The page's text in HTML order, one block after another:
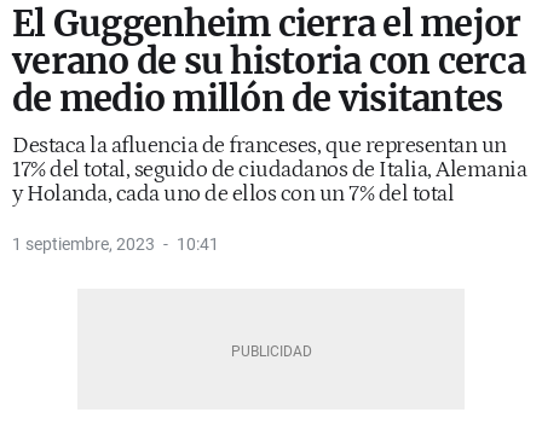
El Guggenheim cierra el mejor
verano de su historia con cerca
de medio millón de visitantes
Destaca la afluencia de franceses, que representan un
17% del total, seguido de ciudadanos de Italia, Alemania
y Holanda, cada uno de ellos con un 7% del total
1 septiembre, 2023 10:41